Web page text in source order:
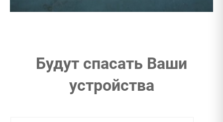
Будут спасать Ваши
устройства